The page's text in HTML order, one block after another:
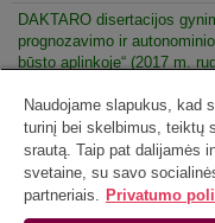
DAKTARO disertacijos
prognozavimo ir
būsto aplinkoje“ (2017 m.
DAKTARO disertacijos
objektų sekimo metodas
Kalmano filtrą“ (2017 m.
2 3 ... 5 6 7 8
Naudojame slapukus, kad
turinį bei skelbimus, teiktų
srautą. Taip pat dalijamės
svetaine, su savo
partneriais. Privatumo